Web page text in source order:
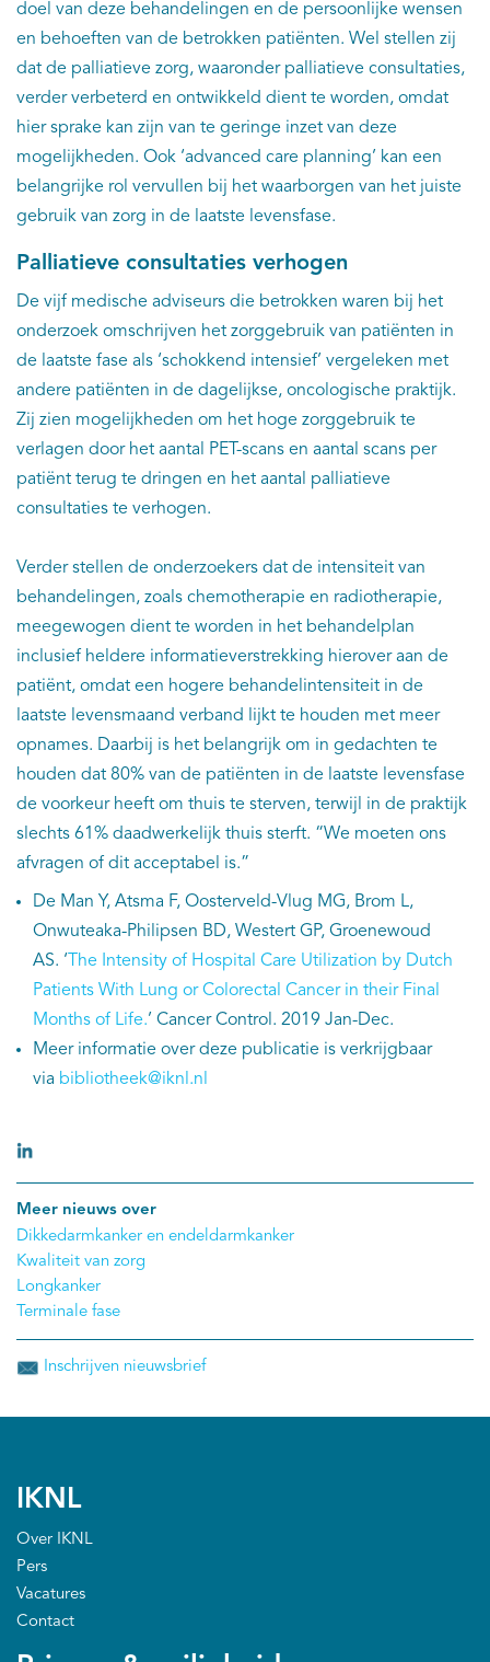
doel van deze behandelingen en de persoonlijke wensen
en behoeften van de betrokken patiënten. Wel stellen zij
dat de palliatieve zorg, waaronder palliatieve consultaties,
verder verbeterd en ontwikkeld dient te worden, omdat
hier sprake kan zijn van te geringe inzet van deze
mogelijkheden. Ook ‘advanced care planning’ kan een
belangrijke rol vervullen bij het waarborgen van het juiste
gebruik van zorg in de laatste levensfase.
Palliatieve consultaties verhogen
De vijf medische adviseurs die betrokken waren bij het
onderzoek omschrijven het zorggebruik van patiënten in
de laatste fase als ‘schokkend intensief’ vergeleken met
andere patiënten in de dagelijkse, oncologische praktijk.
Zij zien mogelijkheden om het hoge zorggebruik te
verlagen door het aantal PET-scans en aantal scans per
patiënt terug te dringen en het aantal palliatieve
consultaties te verhogen.
Verder stellen de onderzoekers dat de intensiteit van
behandelingen, zoals chemotherapie en radiotherapie,
meegewogen dient te worden in het behandelplan
inclusief heldere informatieverstrekking hierover aan de
patiënt, omdat een hogere behandelintensiteit in de
laatste levensmaand verband lijkt te houden met meer
opnames. Daarbij is het belangrijk om in gedachten te
houden dat 80% van de patiënten in de laatste levensfase
de voorkeur heeft om thuis te sterven, terwijl in de praktijk
slechts 61% daadwerkelijk thuis sterft. “We moeten ons
afvragen of dit acceptabel is.”
De Man Y, Atsma F, Oosterveld-Vlug MG, Brom L,
Onwuteaka-Philipsen BD, Westert GP, Groenewoud
AS. ‘ The Intensity of Hospital Care Utilization by Dutch
Patients With Lung or Colorectal Cancer in their Final
Months of Life.’ Cancer Control. 2019 Jan-Dec.
Meer informatie over deze publicatie is verkrijgbaar
via bibliotheek@iknl.nl
Meer nieuws over
Dikkedarmkanker en endeldarmkanker
Kwaliteit van zorg
Longkanker
Terminale fase
Inschrijven nieuwsbrief
IKNL
Over IKNL
Pers
Vacatures
Contact